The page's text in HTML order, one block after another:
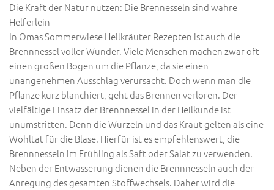
Die Kraft der Natur nutzen: Die Brennesseln sind wahre
Helferlein
In Omas Sommerwiese Heilkräuter Rezepten ist auch die
Brennnessel voller Wunder. Viele Menschen machen zwar oft
einen großen Bogen um die Pflanze, da sie einen
unangenehmen Ausschlag verursacht. Doch wenn man die
Pflanze kurz blanchiert, geht das Brennen verloren. Der
vielfältige Einsatz der Brennnessel in der Heilkunde ist
unumstritten. Denn die Wurzeln und das Kraut gelten als eine
Wohltat für die Blase. Hierfür ist es empfehlenswert, die
Brennnesseln im Frühling als Saft oder Salat zu verwenden.
Neben der Entwässerung dienen die Brennnesseln auch der
Anregung des gesamten Stoffwechsels. Daher wird die